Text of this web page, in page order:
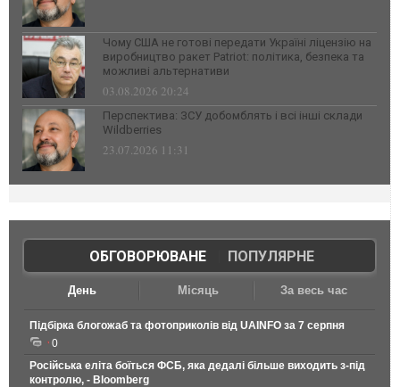
Чому США не готові передати Україні ліцензію на
виробництво ракет Patriot: політика, безпека та
можливі альтернативи
03.08.2026 20:24
Перспектива: ЗСУ добомблять і всі інші склади
Wildberries
23.07.2026 11:31
ОБГОВОРЮВАНЕ| ПОПУЛЯРНЕ
День Місяць За весь час
Підбірка блогожаб та фотоприколів від UAINFO за 7 серпня
0
Російська еліта боїться ФСБ, яка дедалі більше виходить з-під
контролю, - Bloomberg